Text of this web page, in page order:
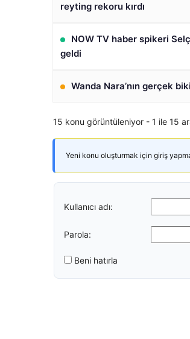
reyting rekoru kırdı
NOW TV haber spikeri
geldi
Wanda Nara’nın gerçek
15 konu görüntüleniyor - 1 ile 15
Yeni konu oluşturmak için giriş
Kullanıcı adı:
Parola:
Beni hatırla